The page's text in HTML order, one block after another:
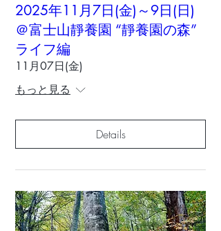
2025年11月7日(金)～9日(日)
＠富士山靜養園 “靜養園の森”
ライフ編
11月07日(金)
もっと見る
Details